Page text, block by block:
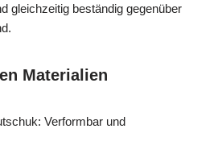
gleichzeitig beständig gegenüber
Materialien
Verformbar und